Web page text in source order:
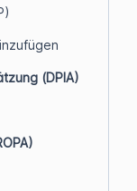
(DPIA)